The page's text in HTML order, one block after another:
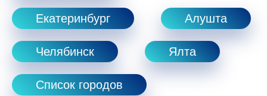
Екатеринбург Алушта
Челябинск Ялта
Список городов